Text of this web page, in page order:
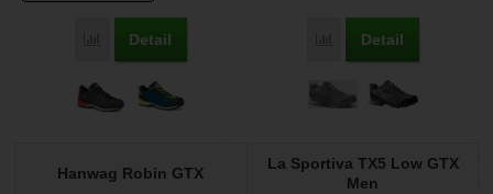
Porovnat
Detail Porovnat
Detail
Hanwag Robin GTX
La Sportiva TX5 Low GTX
Men